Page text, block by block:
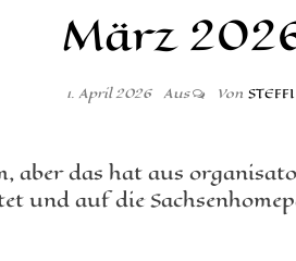
März
1. April 2026 Aus Von STEFFI
aber das hat aus
und auf die